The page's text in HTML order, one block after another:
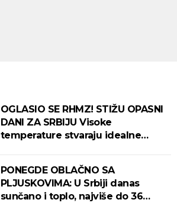
OGLASIO SE RHMZ! STIŽU OPASNI
DANI ZA SRBIJU Visoke
temperature stvaraju idealne
PONEGDE OBLAČNO SA
PLJUSKOVIMA: U Srbiji danas
sunčano i toplo, najviše do 36